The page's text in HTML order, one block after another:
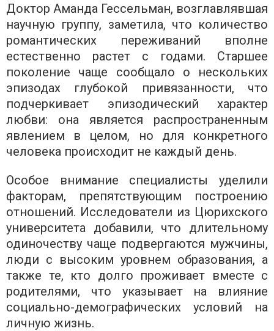
Доктор Аманда Гессельман, возглавлявшая
научную группу, заметила, что количество
романтических переживаний вполне
естественно растет с годами. Старшее
поколение чаще сообщало о нескольких
эпизодах глубокой привязанности, что
подчеркивает эпизодический характер
любви: она является распространенным
явлением в целом, но для конкретного
человека происходит не каждый день.
Особое внимание специалисты уделили
факторам, препятствующим построению
отношений. Исследователи из Цюрихского
университета добавили, что длительному
одиночеству чаще подвергаются мужчины,
люди с высоким уровнем образования, а
также те, кто долго проживает вместе с
родителями, что указывает на влияние
социально-демографических условий на
личную жизнь.